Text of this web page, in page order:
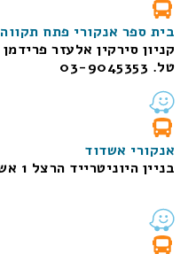
בית ספר אנקורי פתח תקווה
קניון סירקין אלעזר פרידמן 9 פתח תקווה
טל. 03-9045353
אנקורי אשדוד
בניין היוניטרייד הרצל 1 אשדוד